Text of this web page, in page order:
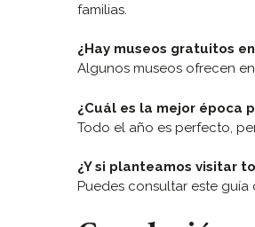
familias.
¿Hay museos gratuitos
Algunos museos ofrecen
¿Cuál es la mejor época
Todo el año es perfecto,
¿Y si planteamos visitar
Puedes consultar este guía